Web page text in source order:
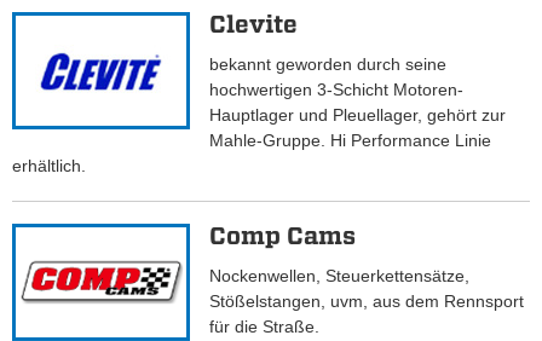
Clevite
bekannt geworden durch seine
hochwertigen 3-Schicht Motoren-
Hauptlager und Pleuellager, gehört zur
Mahle-Gruppe. Hi Performance Linie
erhältlich.
Comp Cams
Nockenwellen, Steuerkettensätze,
Stößelstangen, uvm, aus dem Rennsport
für die Straße.